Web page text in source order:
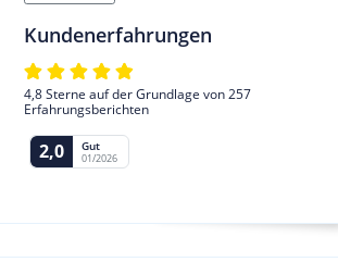
Kundenerfahrungen
4,8 Sterne auf der Grundlage von 257
Erfahrungsberichten
2,0 Gut
01/2026